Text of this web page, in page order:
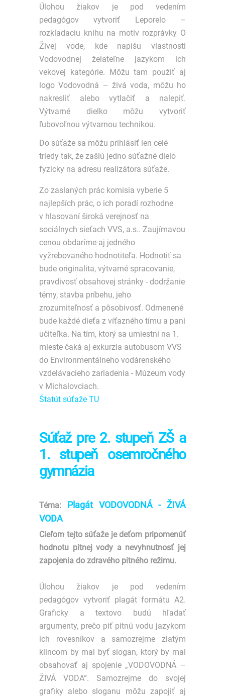
Úlohou žiakov je pod vedením
pedagógov vytvoriť Leporelo –
rozkladaciu knihu na motív rozprávky O
Živej vode, kde napíšu vlastnosti
Vodovodnej želateľne jazykom ich
vekovej kategórie. Môžu tam použiť aj
logo Vodovodná – živá voda, môžu ho
nakresliť alebo vytlačiť a nalepiť.
Výtvarné dielko môžu vytvoriť
ľubovoľnou výtvarnou technikou.
Do súťaže sa môžu prihlásiť len celé
triedy tak, že zašlú jedno súťažné dielo
fyzicky na adresu realizátora súťaže.
Zo zaslaných prác komisia vyberie 5
najlepších prác, o ich poradí rozhodne
v hlasovaní široká verejnosť na
sociálnych sieťach VVS, a.s.. Zaujímavou
cenou obdaríme aj jedného
vyžrebovaného hodnotiteľa. Hodnotiť sa
bude originalita, výtvarné spracovanie,
pravdivosť obsahovej stránky - dodržanie
témy, stavba príbehu, jeho
zrozumiteľnosť a pôsobivosť. Odmenené
bude každé dieťa z víťazného tímu a pani
učiteľka. Na tím, ktorý sa umiestni na 1.
mieste čaká aj exkurzia autobusom VVS
do Environmentálneho vodárenského
vzdelávacieho zariadenia - Múzeum vody
v Michalovciach.
Štatút súťaže TU
Súťaž pre 2. stupeň ZŠ a
1. stupeň osemročného
gymnázia
Téma: Plagát VODOVODNÁ - ŽIVÁ
VODA
Cieľom tejto súťaže je deťom pripomenúť
hodnotu pitnej vody a nevyhnutnosť jej
zapojenia do zdravého pitného režimu.
Úlohou žiakov je pod vedením
pedagógov vytvoriť plagát formátu A2.
Graficky a textovo budú hľadať
argumenty, prečo piť pitnú vodu jazykom
ich rovesníkov a samozrejme zlatým
klincom by mal byť slogan, ktorý by mal
obsahovať aj spojenie „VODOVODNÁ –
ŽIVÁ VODA“. Samozrejme do svojej
grafiky alebo sloganu môžu zapojiť aj